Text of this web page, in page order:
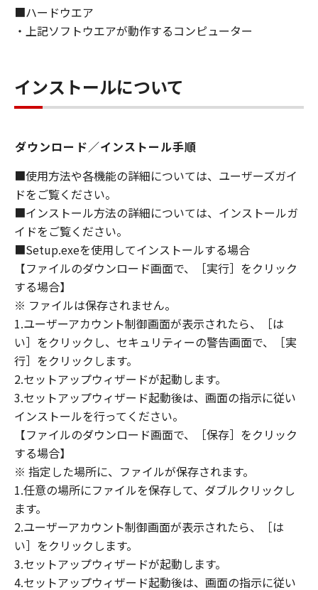
ライセンサーに帰属します。
より必要な許可等を得ることなしに、「本ソフ
トウェア」の全部または一部を、直接または間
接に輸出してはなりません。
６．サポートおよびアップデート
らの販売代理店および販売店、並びにキヤノン
のライセンサーは、お客様による「本ソフトウ
ェア」の使用を支援すること、および「本ソフ
トウェア」に対してアップデート、バグの修正
あるいはサポートを行うことについて、いかな
る責任も負うものではありません。
７．保証の否認・免責
(1) 「本ソフトウェア」は、『現状のまま』の
状態で使用許諾されます。キヤノン、キヤノン
のライセンサー、キヤノンの子会社、キヤノン
の関連会社、それらの販売代理店または販売店
のいずれも、「本ソフトウェア」に関して、商
品性および特定の目的への適合性の保証を含
め、いかなる保証も、明示たると黙示たるとを
問わず一切しないものとします。
(2) キヤノン、キヤノンのライセンサー、キヤノ
ンの子会社、キヤノンの関連会社、それらの販
売代理店または販売店のいずれも、「本ソフト
ウェア」の使用または使用不能から生ずるいか
なる損害（逸失利益およびその他の派生的また
は付随的な損害を含むがこれらに限定されない
全ての損害を言います。）について、適用法で
認められる限り、一切の責任を負わないものと
■ハードウエア
・上記ソフトウエアが動作するコンピューター
インストールについて
ダウンロード／インストール手順
■使用方法や各機能の詳細については、ユーザーズガイ
ドをご覧ください。
■インストール方法の詳細については、インストールガ
イドをご覧ください。
■Setup.exeを使用してインストールする場合
【ファイルのダウンロード画面で、［実行］をクリック
する場合】
※ ファイルは保存されません。
1.ユーザーアカウント制御画面が表示されたら、［は
い］をクリックし、セキュリティーの警告画面で、［実
行］をクリックします。
2.セットアップウィザードが起動します。
3.セットアップウィザード起動後は、画面の指示に従い
インストールを行ってください。
【ファイルのダウンロード画面で、［保存］をクリック
する場合】
※ 指定した場所に、ファイルが保存されます。
1.任意の場所にファイルを保存して、ダブルクリックし
ます。
2.ユーザーアカウント制御画面が表示されたら、［は
い］をクリックします。
3.セットアップウィザードが起動します。
4.セットアップウィザード起動後は、画面の指示に従い